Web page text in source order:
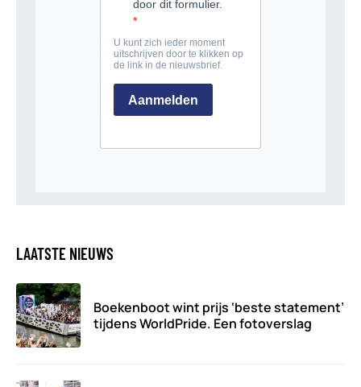
LAATSTE NIEUWS
Boekenboot wint prijs ‘beste statement’
tijdens WorldPride. Een fotoverslag